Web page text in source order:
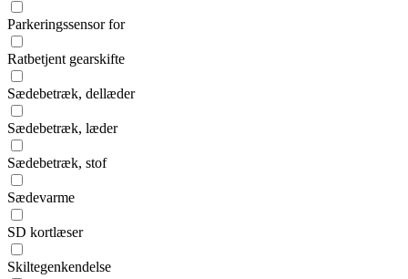
Parkeringssensor for
Ratbetjent gearskifte
Sædebetræk, dellæder
Sædebetræk, læder
Sædebetræk, stof
Sædevarme
SD kortlæser
Skiltegenkendelse